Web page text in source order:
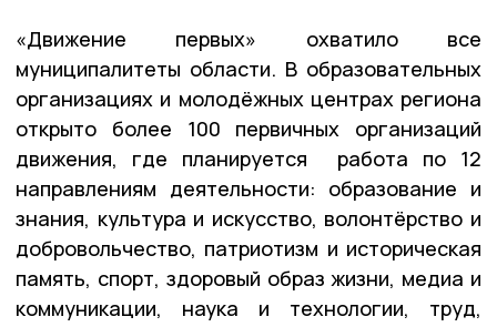
«Движение первых» охватило все
муниципалитеты области. В образовательных
организациях и молодёжных центрах региона
открыто более 100 первичных организаций
движения, где планируется работа по 12
направлениям деятельности: образование и
знания, культура и искусство, волонтёрство и
добровольчество, патриотизм и историческая
память, спорт, здоровый образ жизни, медиа и
коммуникации, наука и технологии, труд,